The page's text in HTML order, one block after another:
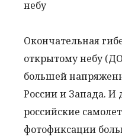
Окончательная
открытому небу
большей
России и Запада. И
российские
фотофиксации